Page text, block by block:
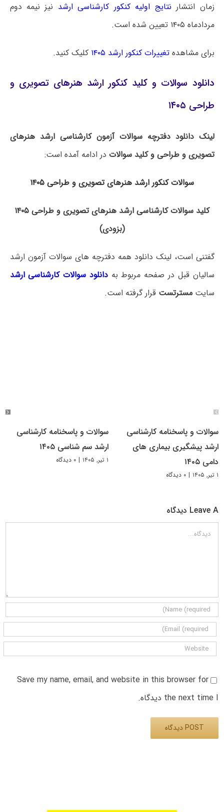
زمان انتشار نتایج اولیه کنکور کارشناسی ارشد نیز نیمه دوم
مردادماه ۱۴۰۵ تعیین شده است.
برای مشاهدهتغییرات کنکور ارشد ۱۴۰۵ کلیک کنید.
دانلود سوالات و کلید کنکور ارشد هنرهای تصویری و
طراحی ۱۴۰۵
لینک دانلود دفترچه سوالات آزمون کارشناسی ارشد هنرهای
تصویری و طراحی و کلید سوالات در ادامه آمده است:
سوالات کنکور ارشد هنرهای تصویری و طراحی ۱۴۰۵
کلید سوالات کارشناسی ارشد هنرهای تصویری و طراحی ۱۴۰۵
(بزودی)
گفتنی است، لینک دانلود همه دفترچه های سوالات آزمون ارشد
سالیان قبل در صفحه مربوط بهدانلود سوالات کارشناسی ارشد
سایتمسترتست قرار گرفته است.
سوالات و پاسخنامه کارشناسی
ارشد پیشگیری بیماری های
دامی ۱۴۰۵
۱ تیر, ۱۴۰۵ | ۰ دیدگاه
سوالات و پاسخنامه کارشناسی
ارشد سم شناسی ۱۴۰۵
۱ تیر, ۱۴۰۵ | ۰ دیدگاه
Leave A دیدگاه
دیدگاه
Save my name, email, and website in this browser for
the next time I دیدگاه.